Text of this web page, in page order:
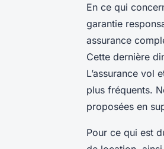
En ce qui
garantie
assurance
Cette dernière
L’assurance vol
plus fréquents.
proposées en
Pour ce qui est